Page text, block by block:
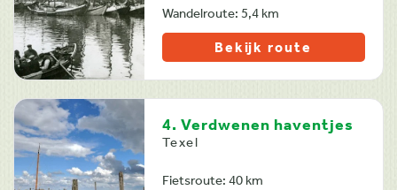
Wandelroute: 5,4 km
Bekijk route
4. Verdwenen haventjes
Texel
Fietsroute: 40 km